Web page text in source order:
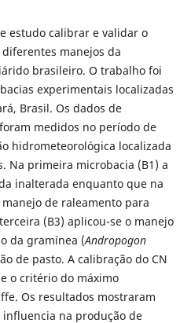
estudo calibrar e validar o
manejos da
brasileiro. O trabalho foi
experimentais localizadas
Brasil. Os dados de
medidos no período de
hidrometeorológica localizada
Na primeira microbacia (B1) a
inalterada enquanto que na
de raleamento para
(B3) aplicou-se o manejo
da gramínea (Andropogon
de pasto. A calibração do CN
o critério do máximo
Os resultados mostraram
na produção de